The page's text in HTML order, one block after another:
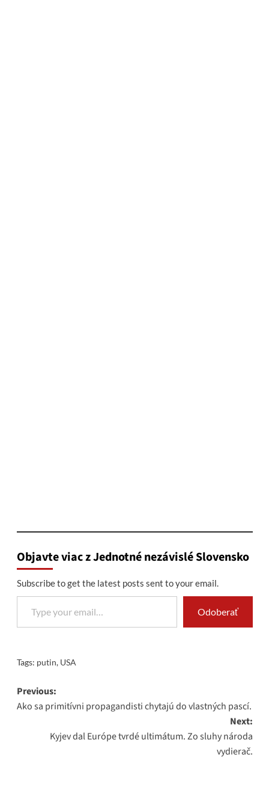
Objavte viac z Jednotné nezávislé Slovensko
Subscribe to get the latest posts sent to your email.
Type your email…
Odoberať
Tags: putin, USA
Post
navigation
Previous:
Ako sa primitívni propagandisti chytajú do vlastných pascí.
Next:
Kyjev dal Európe tvrdé ultimátum. Zo sluhy národa
vydierač.